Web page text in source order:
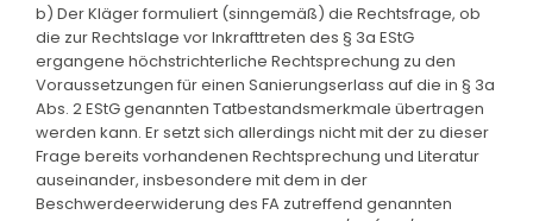
b) Der Kläger formuliert (sinngemäß) die Rechtsfrage, ob
die zur Rechtslage vor Inkrafttreten des § 3a EStG
ergangene höchstrichterliche Rechtsprechung zu den
Voraussetzungen für einen Sanierungserlass auf die in § 3a
Abs. 2 EStG genannten Tatbestandsmerkmale übertragen
werden kann. Er setzt sich allerdings nicht mit der zu dieser
Frage bereits vorhandenen Rechtsprechung und Literatur
auseinander, insbesondere mit dem in der
Beschwerdeerwiderung des FA zutreffend genannten